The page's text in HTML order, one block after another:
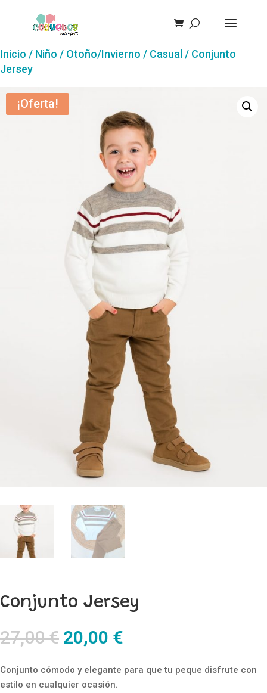
Inicio / Niño / Otoño/Invierno / Casual / Conjunto
Jersey
¡Oferta!
Conjunto Jersey
27,00€ El
precio
original
era:
20,00 €
actual
es:
Conjunto cómodo y elegante para que tu peque disfrute con
estilo en cualquier ocasión.